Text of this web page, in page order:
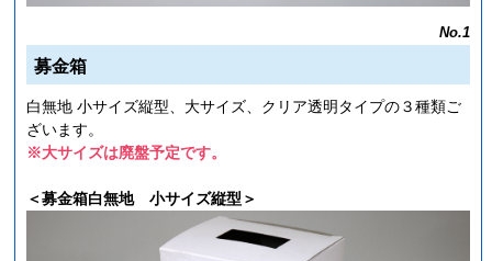
No.1
募金箱
白無地 小サイズ縦型、大サイズ、クリア透明タイプの３種類ご
ざいます。
※大サイズは廃盤予定です。
＜募金箱白無地 小サイズ縦型＞